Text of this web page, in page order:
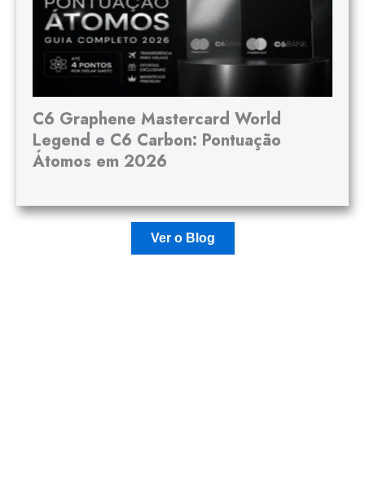
C6 Graphene Mastercard World
Legend e C6 Carbon: Pontuação
Átomos em 2026
Ver o Blog